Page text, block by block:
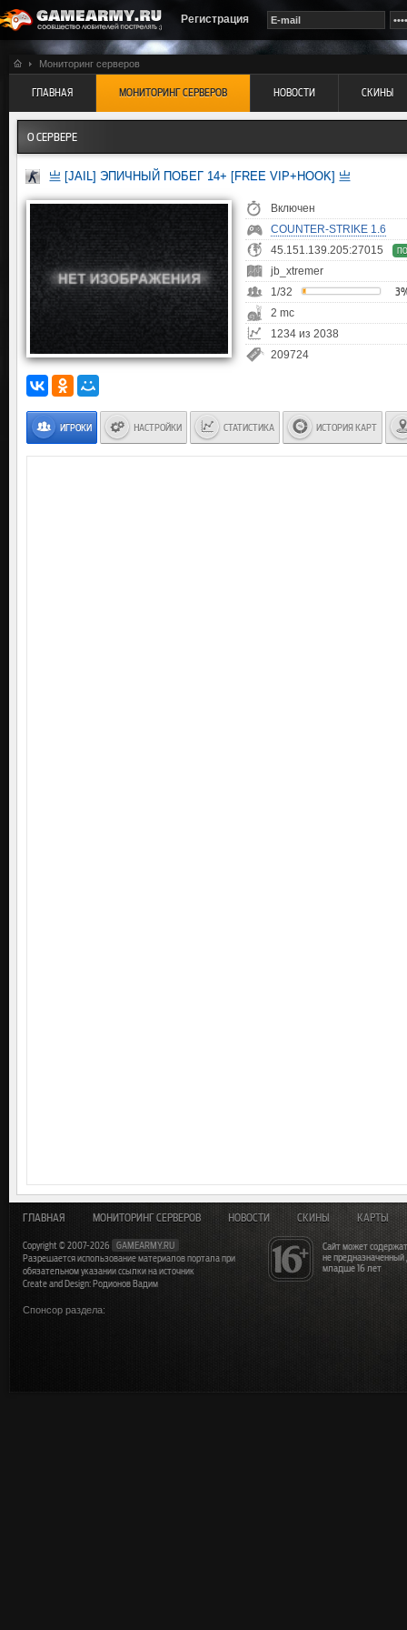
Регистрация
Мониторинг серверов
ГЛАВНАЯ МОНИТОРИНГ СЕРВЕРОВ НОВОСТИ СКИНЫ
О СЕРВЕРЕ
亗 [JAIL] ЭПИЧНЫЙ ПОБЕГ 14+ [FREE VIP+HOOK] 亗
Включен
COUNTER-STRIKE 1.6
45.151.139.205:27015
jb_xtremer
1/32
2 mc
1234 из 2038
209724
ИГРОКИ НАСТРОЙКИ СТАТИСТИКА ИСТОРИЯ КАРТ
Сайт может
не
младше 16 лет
ГЛАВНАЯ МОНИТОРИНГ СЕРВЕРОВ НОВОСТИ СКИНЫ КАРТЫ
Copyright © 2007-2026
GAMEARMY.RU
Разрешается использование материалов портала при
обязательном указании ссылки на источник
Create and Design: Родионов Вадим
Спонсор раздела: